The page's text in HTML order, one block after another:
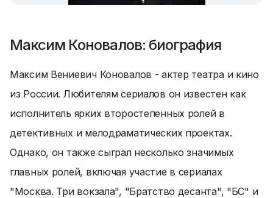
Максим Коновалов: биография
Максим Вениевич Коновалов - актер театра и кино
из России. Любителям сериалов он известен как
исполнитель ярких второстепенных ролей в
детективных и мелодраматических проектах.
Однако, он также сыграл несколько значимых
главных ролей, включая участие в сериалах
"Москва. Три вокзала", "Братство десанта", "БС" и